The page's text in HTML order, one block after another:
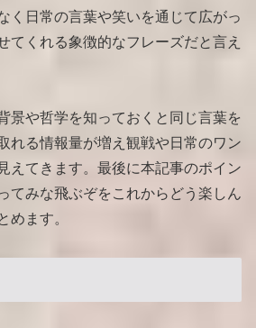
く日常の言葉や笑いを通じて広がっ
てくれる象徴的なフレーズだと言え
景や哲学を知っておくと同じ言葉を
れる情報量が増え観戦や日常のワン
えてきます。最後に本記事のポイン
てみな飛ぶぞをこれからどう楽しん
めます。